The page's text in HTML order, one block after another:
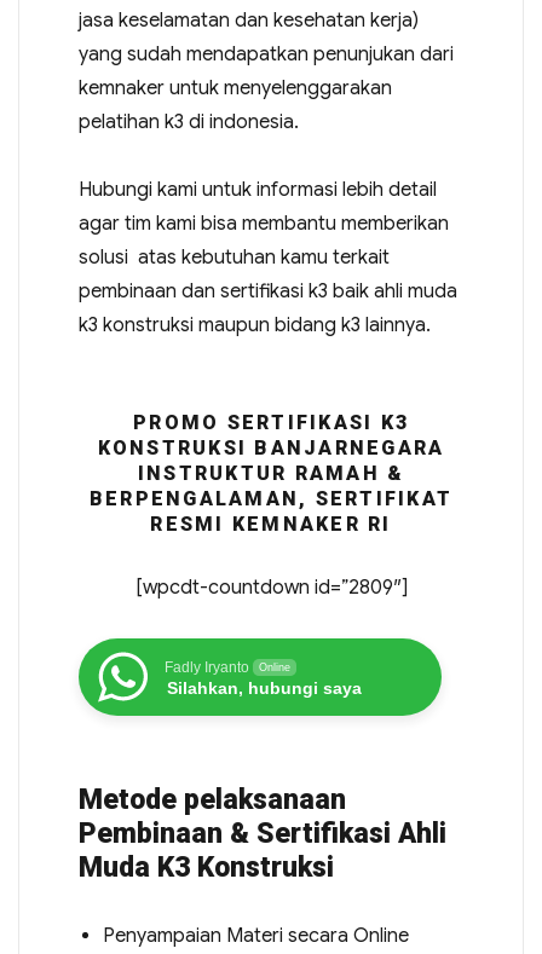
jasa keselamatan dan kesehatan kerja)
yang sudah mendapatkan penunjukan dari
kemnaker untuk menyelenggarakan
pelatihan k3 di indonesia.
Hubungi kami untuk informasi lebih detail
agar tim kami bisa membantu memberikan
solusi atas kebutuhan kamu terkait
pembinaan dan sertifikasi k3 baik ahli muda
k3 konstruksi maupun bidang k3 lainnya.
PROMO SERTIFIKASI K3
KONSTRUKSI BANJARNEGARA
INSTRUKTUR RAMAH &
BERPENGALAMAN, SERTIFIKAT
RESMI KEMNAKER RI
[wpcdt-countdown id=”2809″]
Fadly Iryanto Online
Silahkan, hubungi saya
Metode pelaksanaan
Pembinaan & Sertifikasi Ahli
Muda K3 Konstruksi
Penyampaian Materi secara Online